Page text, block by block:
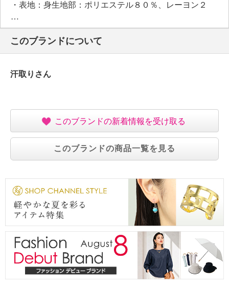
・表地：身生地部：ポリエステル８０％、レーヨン２
０％
・テープ部：ナイロン８５％、ポリウレタン１５％
【メンテナンス（絵表示ラベル）】
・洗濯機：可
・タンブル乾燥：不可
・ドライクリーニング：不可
【個体差あり】
・個体差あり
【原産国（地）】
このブランドについて
汗取りさん
このブランドの新着情報を受け取る
このブランドの商品一覧を見る